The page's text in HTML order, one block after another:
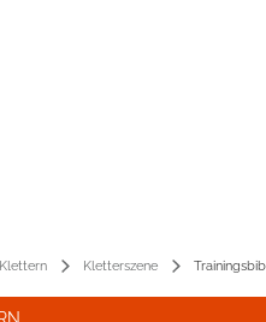
Klettern Kletterszene